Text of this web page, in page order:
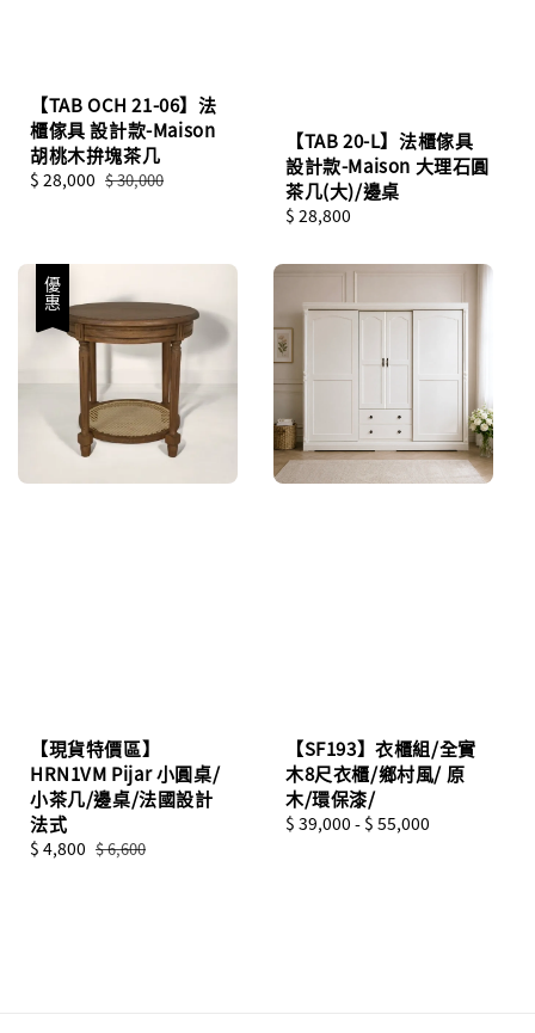
【TAB OCH 21-06】法
櫃傢具 設計款-Maison
胡桃木拚塊茶几
Sale
$ 28,000 Regular
$ 30,000
【TAB 20-L】法櫃傢具
設計款-Maison 大理石圓
茶几(大)/邊桌
Regular
$ 28,800
優惠
【現貨特價區】
HRN1VM Pijar 小圓桌/
小茶几/邊桌/法國設計
法式
Sale
$ 4,800 Regular
$ 6,600
【SF193】衣櫃組/全實
木8尺衣櫃/鄉村風/ 原
木/環保漆/
Regular
$ 39,000 - $ 55,000